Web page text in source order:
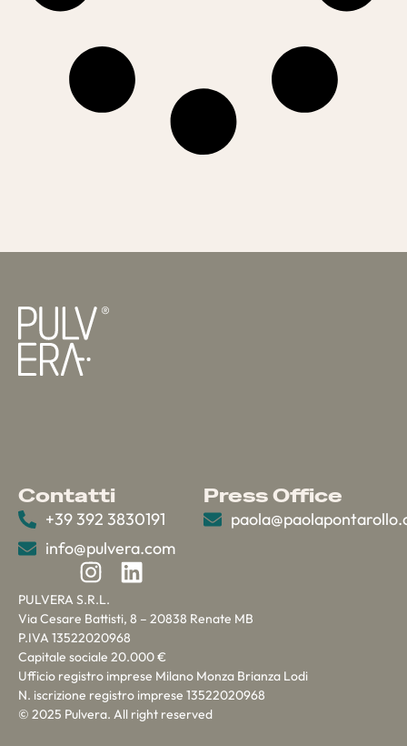
Contatti
+39 392 3830191
info@pulvera.com
Press Office
PULVERA S.R.L.
Via Cesare Battisti, 8 – 20838 Renate MB
P.IVA 13522020968
Capitale sociale 20.000 €
Ufficio registro imprese Milano Monza Brianza Lodi
N. iscrizione registro imprese 13522020968
© 2025 Pulvera. All right reserved